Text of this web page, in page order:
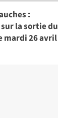
:
la sortie du
mardi 26 avril